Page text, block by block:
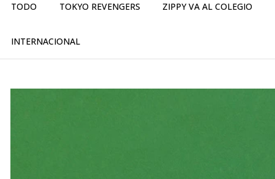
TODO TOKYO REVENGERS ZIPPY VA AL COLEGIO
INTERNACIONAL